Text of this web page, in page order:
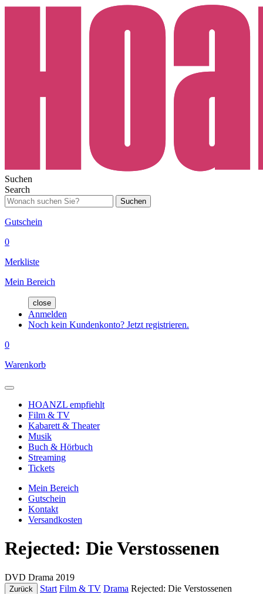
Suchen
Search
Suchen
Gutschein
0
Merkliste
Mein Bereich
close
Anmelden
Noch kein Kundenkonto? Jetzt registrieren.
0
Warenkorb
HOANZL empfiehlt
Film & TV
Kabarett & Theater
Musik
Buch & Hörbuch
Streaming
Tickets
Mein Bereich
Gutschein
Kontakt
Versandkosten
Rejected: Die Verstossenen
DVD Drama 2019
Zurück Start Film & TV Drama Rejected: Die Verstossenen